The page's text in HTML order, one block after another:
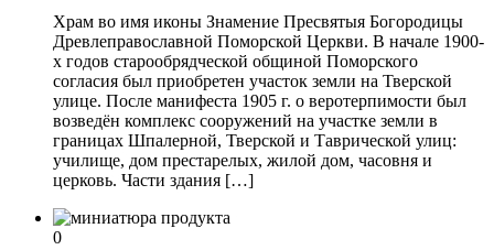
Храм во имя иконы Знамение Пресвятыя Богородицы
Древлеправославной Поморской Церкви. В начале 1900-
х годов старообрядческой общиной Поморского
согласия был приобретен участок земли на Тверской
улице. После манифеста 1905 г. о веротерпимости был
возведён комплекс сооружений на участке земли в
границах Шпалерной, Тверской и Таврической улиц:
училище, дом престарелых, жилой дом, часовня и
церковь. Части здания […]
0